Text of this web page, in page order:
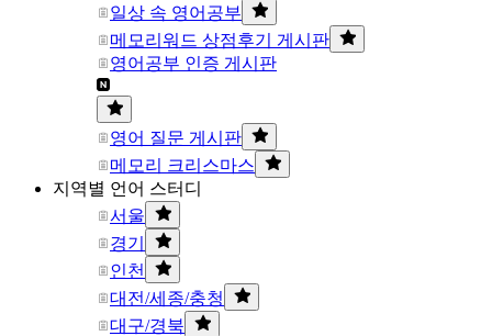
일상 속 영어공부
메모리워드 상점후기 게시판
영어공부 인증 게시판
영어 질문 게시판
메모리 크리스마스
지역별 언어 스터디
서울
경기
인천
대전/세종/충청
대구/경북